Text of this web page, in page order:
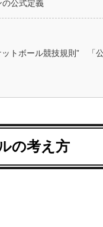
の公式定義
トボール競技規則” 「
の考え方